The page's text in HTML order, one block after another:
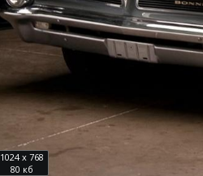
1024 x 768
80 кб